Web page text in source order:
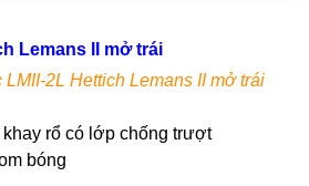
Lemans II mở trái
LMII-2L Hettich Lemans II mở trái
khay rổ có lớp chống trượt
bóng